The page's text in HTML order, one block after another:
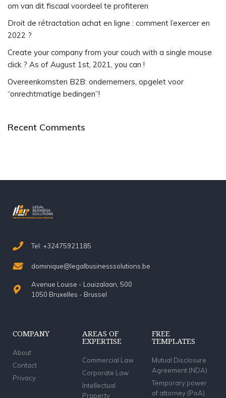
om van dit fiscaal voordeel te profiteren
Droit de rétractation achat en ligne : comment l’exercer en
2022 ?
Create your company from your couch with a single mouse
click ? As of August 1st, 2021, you can !
Overeenkomsten B2B: ondernemers, opgelet voor
“onrechtmatige bedingen”!
Recent Comments
Tel: +32475921185
dominique@legalbusinesssolutions.be
Avenue Louise - Louizalaan, 500
1050 Bruxelles - Brussel
COMPANY
About
Contact
Privacy
AREAS OF
EXPERTISE
Commercial Law
Corporate Law
Intellectual
Property
FREE
TEMPLATES
Mutual Disclosure
Agreement (NDA)
Temporary power
of attorney (PoA)